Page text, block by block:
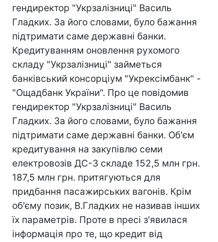
гендиректор "Укрзалізниці" Василь
Гладких. За його словами, було бажання
підтримати саме державні банки.
Кредитуванням оновлення рухомого
складу "Укрзалізниці" займеться
банківський консорціум "Укрексімбанк" -
"Ощадбанк України". Про це повідомив
гендиректор "Укрзалізниці" Василь
Гладких. За його словами, було бажання
підтримати саме державні банки. Об'єм
кредитування на закупівлю семи
електровозів ДС-3 складе 152,5 млн грн.
187,5 млн грн. притягуються для
придбання пасажирських вагонів. Крім
об'єму позик, В.Гладких не називав інших
їх параметрів. Проте в пресі з'явилася
інформація про те, що кредит від